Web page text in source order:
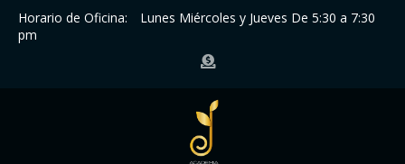
Horario de Oficina:
Lunes Miércoles y Jueves De 5:30 a 7:30
pm